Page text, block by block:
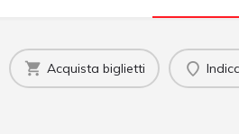
Acquista biglietti